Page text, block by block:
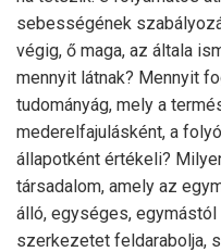
sebességének
végig, ő maga, az általa
mennyit látnak? Mennyit
tudományág, mely a
mederelfajulásként, a
állapotként értékeli?
társadalom, amely az
álló, egységes,
szerkezetet feldarabolja,